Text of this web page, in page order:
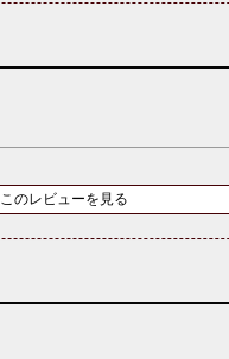
このレビューを見る